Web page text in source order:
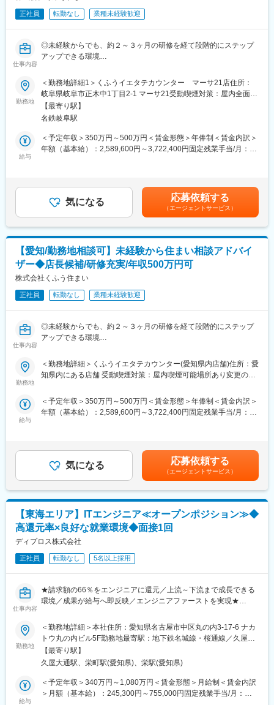
・管理APIを用いた自動化・運用負荷の軽減
◎社会的インパクトの大きいデータに関われる
リクルートグループの大規模サービス群の裏側で、数百万～数千
支援できます。
◎技術とビジネスの両面で成長できる
単なるデータ処理にとどまらず、課題発見・要件定義・改善提案
まで一貫して関われるため、データエンジニアとしてもビジネス
◎スキルアップ支援
社内勉強会や技術共有文化も活発で、学び続けられる環境です
プログラミング言語：HTML/CSS/JavaScript
データ連携・分析：BigQuery、SQL、Tableau / Looker Studio
その他：GitHub / GitLab（バージョン管理）、Jira /
Confluence（タスク・ドキュメント管理）
変更の範囲：無
正社員 転勤なし 業種未経験歓迎
仕事内容
◎未経験からでも、約２～３ヶ月の研修を経て段階的にステップ
アップできる環境
も（年齢・経歴不問）
◎自社商材の営業ではなく、お客様に本当に合った選択肢を提案
できる仕事
◎今後3年で100店舗を目指す出店拡大フェーズで、様々な経験を
積める
【主な業務内容】
まずはアドバイザー業務からスタートし、独り立ち後は実務経験
を重ねていただきます。その後、ご経験に応じて店長業務へとス
・お客様のヒアリング
・住宅会社への紹介
・面談日時の設定
り立ちとなります。
■店長業務（ゆくゆくお任せする業務）
・店舗運営
・くふうイエタテフェア、各種イベントの運営
・住宅会社との関係性構築 など
【やりがい・魅力】
・業種・業界未経験の方が、入社1年で新店舗立ち上げを任された
裁量をお持ちいただけます。
・まさに出店を加速させ始めたタイミングで、積極的にPDCAを
・「家を建てる」という、人生でも大きなイベントに携われま
す。
【過去入社事例】
スポーツショップのエリアマネージャーや飲食チェーンのエリア
長など異業界出身者が活躍中！
も大きなイベントに関わるやりがいのある仕事です。
変更の範囲：会社の定める業務
勤務地
＜勤務地詳細1＞くふうイエタテカウンター マーサ21店住所：
岐阜県岐阜市正木中1丁目2-1 マーサ21受動喫煙対策：屋内全面禁
煙＜勤務地詳細2＞くふうイエタテカウンター イオンタウン大垣
店住所：岐阜県大垣市三塚町丹瀬463-1 イオンタウン大垣受動喫
【最寄り駅】
名鉄岐阜駅
給与
＜予定年収＞350万円～500万円＜賃金形態＞年俸制＜賃金内訳＞
年額（基本給）：2,589,600円～3,722,400円固定残業手当/月：
給与補足＞※上記年収には、45時間分のみなし残業代を含みま
す。※詳細は、経験・能力を考慮した上で決定■給与改定：年2回
（4月、10月）賃金はあくまでも目安の金額であり、選考を通じ
て上下する可能性があります。月給(月額)は固定手当を含めた表記
です。
気になる 応募依頼する
（エージェントサービス）
【愛知/勤務地相談可】未経験から住まい相談アドバイ
ザー◆店長候補/研修充実/年収500万円可
株式会社くふう住まい
正社員 転勤なし 業種未経験歓迎
仕事内容
◎未経験からでも、約２～３ヶ月の研修を経て段階的にステップ
アップできる環境
も（年齢・経歴不問）
◎自社商材の営業ではなく、お客様に本当に合った選択肢を提案
できる仕事
積める
【主な業務内容】
■アドバイザー業務（入社後はここから）
・お客様のヒアリング
・住宅会社への紹介
・面談日時の設定
・相談後のお客様、住宅会社のフォロー(お電話、LINE@)
・店頭集客など ※入社後、約2-3ヶ月間は研修を行います。座学研
修、先輩の相談への同席、ロープレ、先輩同席での相談を経て独
り立ちとなります。
■店長業務（ゆくゆくお任せする業務）
・店舗運営
・住宅会社との関係性構築 など
・業種・業界未経験の方が、入社1年で新店舗立ち上げを任された
実績があります。年齢、経歴関係なく、実績次第で早期に大きな
裁量をお持ちいただけます。
・まさに出店を加速させ始めたタイミングで、積極的にPDCAを
回しているため、様々な経験を積むことができます。
・「家を建てる」という、人生でも大きなイベントに携われま
す。
勤務地
＜勤務地詳細＞くふうイエタテカウンター(愛知県内店舗)住所：愛
知県内にある店舗 受動喫煙対策：屋内喫煙可能場所あり変更の範
給与
＜予定年収＞350万円～500万円＜賃金形態＞年俸制＜賃金内訳＞
年額（基本給）：2,589,600円～3,722,400円固定残業手当/月：
給与補足＞※上記年収には、45時間分のみなし残業代を含みま
す。※詳細は、経験・能力を考慮した上で決定■給与改定：年2回
（4月、10月）賃金はあくまでも目安の金額であり、選考を通じ
て上下する可能性があります。月給(月額)は固定手当を含めた表記
です。
気になる 応募依頼する
（エージェントサービス）
【東海エリア】ITエンジニア≪オープンポジション≫◆
高還元率×良好な就業環境◆面接1回
ディプロス株式会社
正社員 転勤なし 5名以上採用
仕事内容
★請求額の66％をエンジニアに還元／上流～下流まで成長できる
環境／成果が給与へ即反映／エンジニアファーストを実現★
報酬の不透明さを排除し、成果に応じて正しく還元される仕組み
を整えています。長期アサインを前提とした開発現場で経験を積
みながら、上流工程にも挑戦しやすい環境です。
■業務内容
組込み、制御、オープン系、インフラなど複数の案件から、経験
と適性に応じて上流～下流工程を担当します。主な業務は以下の
とおりです。
勤務地
＜勤務地詳細＞本社住所：愛知県名古屋市中区丸の内3-17-6 ナカ
トウ丸の内ビル5F勤務地最寄駅：地下鉄名城線・桜通線／久屋大
通駅受動喫煙対策：屋内全面禁煙変更の範囲：会社の定める事業
所（リモートワーク含む）
【最寄り駅】
久屋大通駅、栄町駅(愛知県)、栄駅(愛知県)
給与
＜予定年収＞340万円～1,080万円＜賃金形態＞月給制＜賃金内訳
＞月額（基本給）：245,300円～755,000円固定残業手当/月：